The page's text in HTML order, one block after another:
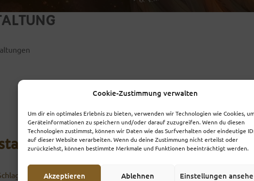
Cookie-Zustimmung verwalten
Um dir ein optimales Erlebnis zu bieten, verwenden wir Technologien wie Cookies,
Geräteinformationen zu speichern und/oder darauf zuzugreifen. Wenn du diesen
Technologien zustimmst, können wir Daten wie das Surfverhalten oder eindeutige
auf dieser Website verarbeiten. Wenn du deine Zustimmung nicht erteilst oder
zurückziehst, können bestimmte Merkmale und Funktionen beeinträchtigt werden.
Akzeptieren Ablehnen Einstellungen